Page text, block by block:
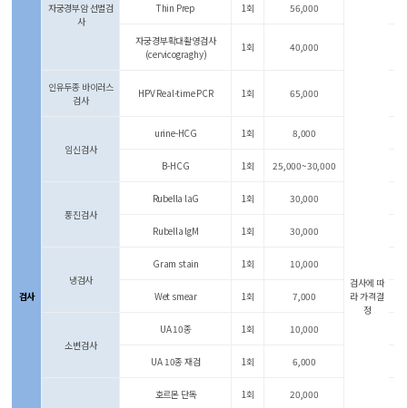
검사
검사에 따
라 가격결
정
자궁경부암 선별검
사
Thin Prep 1회 56,000
자궁경부확대촬영검사
(cervicograghy)
1회 40,000
인유두종 바이러스
검사
HPV Real-time PCR 1회 65,000
임신검사
urine-HCG 1회 8,000
B-HCG 1회 25,000~30,000
풍진검사
Rubella laG 1회 30,000
Rubella lgM 1회 30,000
냉검사
Gram stain 1회 10,000
Wet smear 1회 7,000
소변검사
UA 10종 1회 10,000
UA 10종 재검 1회 6,000
호르몬 단독 1회 20,000